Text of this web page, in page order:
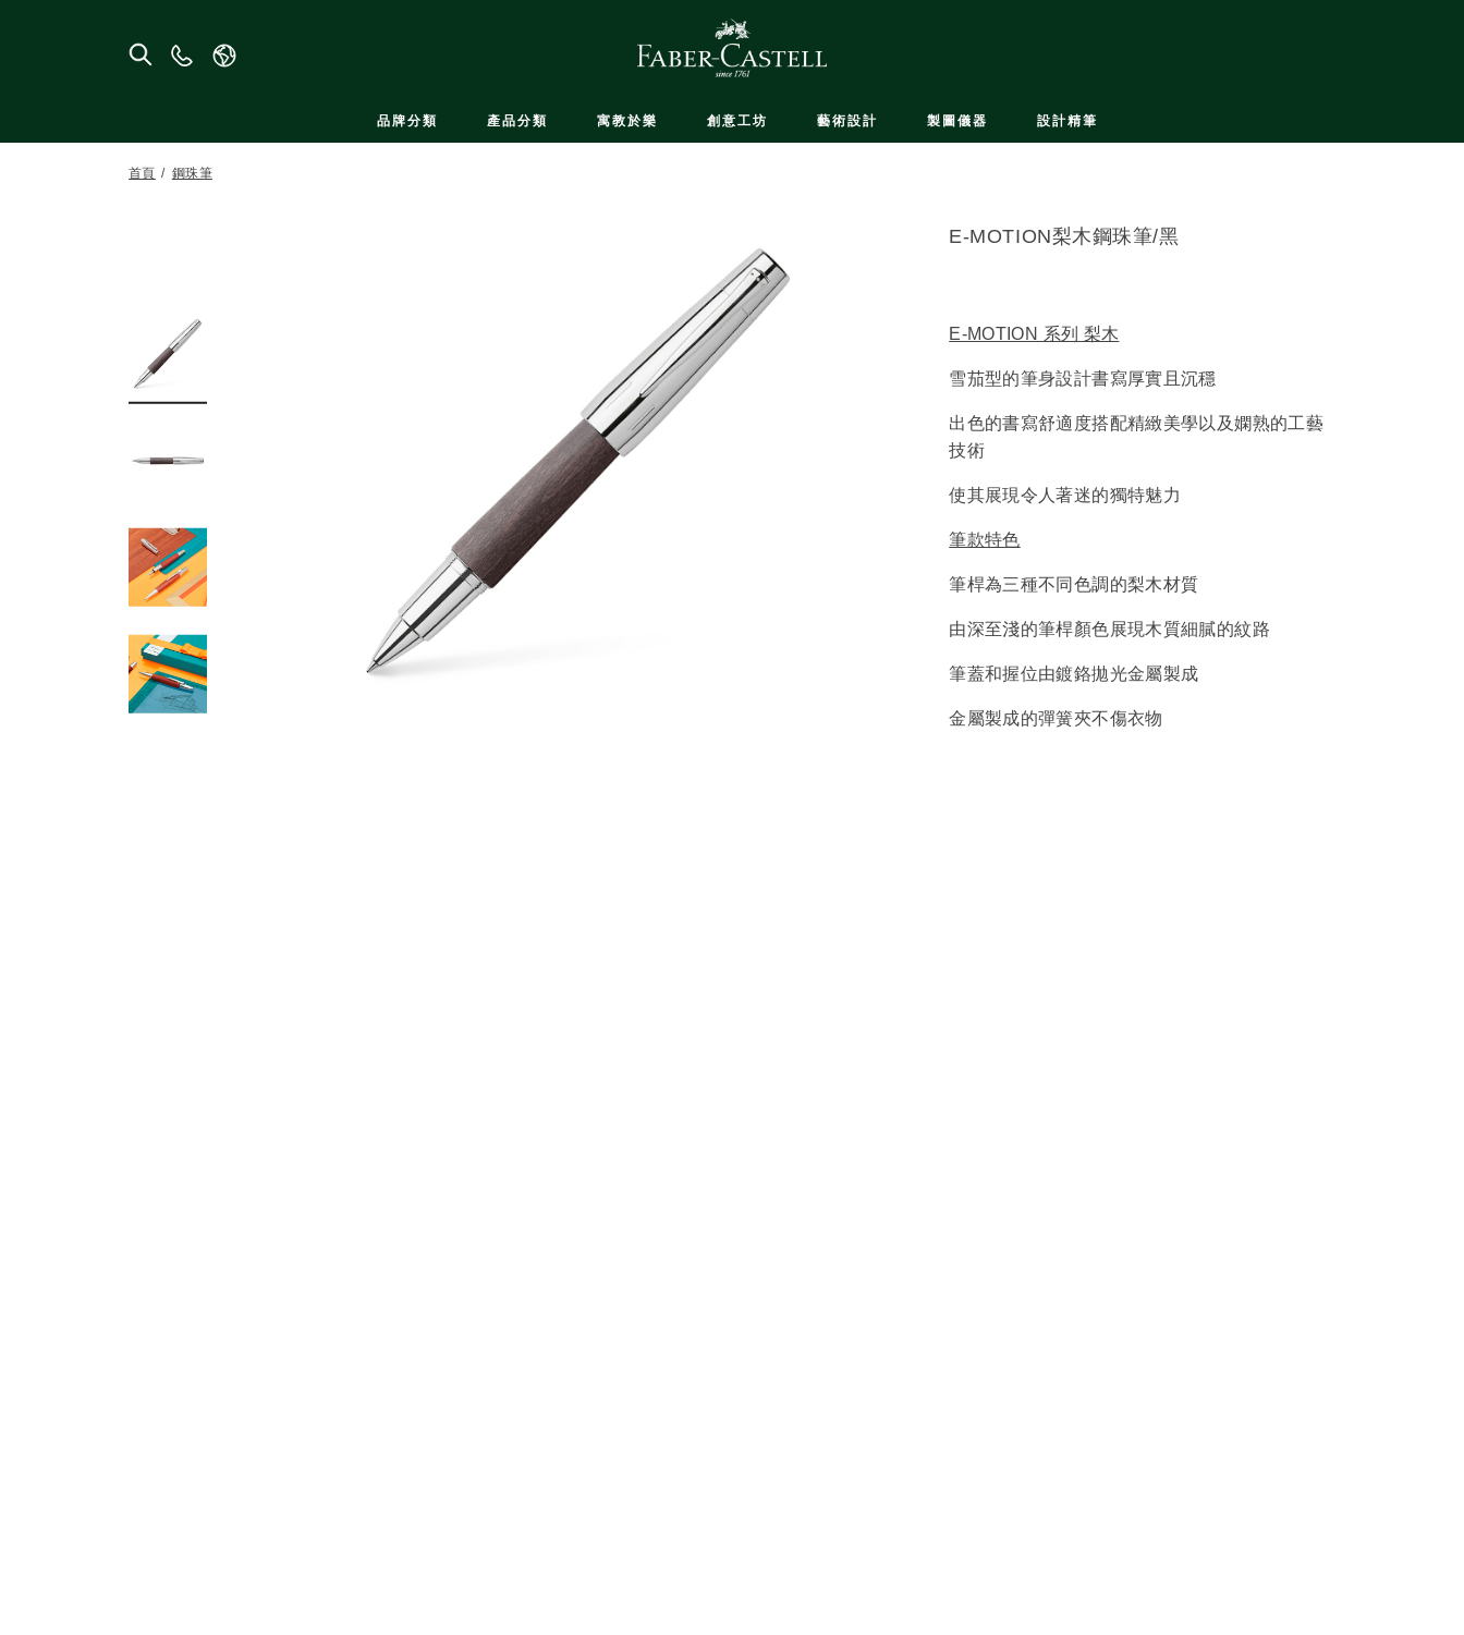
聯
品牌分類 產品分類 寓教於樂 創意工坊 藝術設計 製圖儀器 設計精筆
首頁 鋼珠筆
E-MOTION梨木鋼珠筆/黑
E-MOTION 系列 梨木
雪茄型的筆身設計書寫厚實且沉穩
出色的書寫舒適度搭配精緻美學以及嫻熟的工藝
技術
使其展現令人著迷的獨特魅力
筆款特色
筆桿為三種不同色調的梨木材質
由深至淺的筆桿顏色展現木質細膩的紋路
筆蓋和握位由鍍鉻拋光金屬製成
金屬製成的彈簧夾不傷衣物